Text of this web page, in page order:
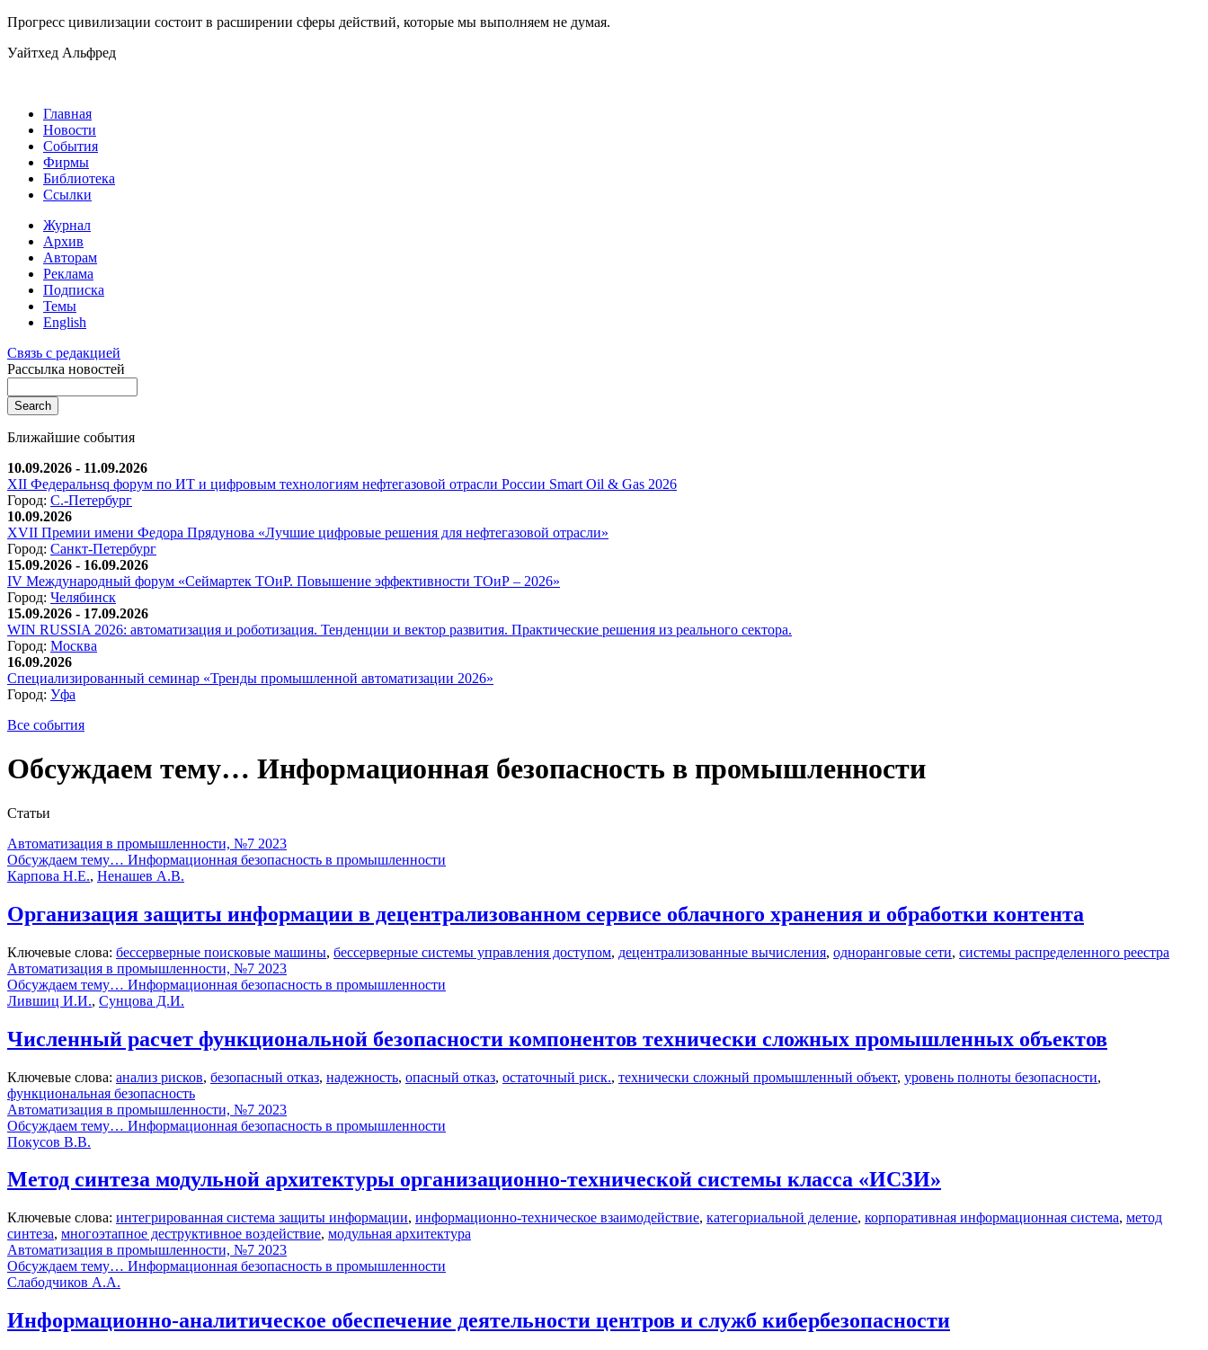
Прогресс цивилизации состоит в расширении сферы действий, которые мы выполняем не думая.
Уайтхед Альфред
Главная
Новости
События
Фирмы
Библиотека
Ссылки
Журнал
Архив
Авторам
Реклама
Подписка
Темы
English
Связь с редакцией
Рассылка новостей
Ближайшие события
10.09.2026 - 11.09.2026
XII Федеральнsq форум по ИТ и цифровым технологиям нефтегазовой отрасли России Smart Oil & Gas 2026
Город: С.-Петербург
10.09.2026
XVII Премии имени Федора Прядунова «Лучшие цифровые решения для нефтегазовой отрасли»
Город: Санкт-Петербург
15.09.2026 - 16.09.2026
IV Международный форум «Сеймартек ТОиР. Повышение эффективности ТОиР – 2026»
Город: Челябинск
15.09.2026 - 17.09.2026
WIN RUSSIA 2026: автоматизация и роботизация. Тенденции и вектор развития. Практические решения из реального сектора.
Город: Москва
16.09.2026
Специализированный семинар «Тренды промышленной автоматизации 2026»
Город: Уфа
Все события
Обсуждаем тему… Информационная безопасность в промышленности
Статьи
Автоматизация в промышленности, №7 2023
Обсуждаем тему… Информационная безопасность в промышленности
Карпова Н.Е., Ненашев А.В.
Организация защиты информации в децентрализованном сервисе облачного хранения и обработки контента
Ключевые слова: бессерверные поисковые машины, бессерверные системы управления доступом, децентрализованные вычисления, одноранговые сети, системы распределенного реестра
Автоматизация в промышленности, №7 2023
Обсуждаем тему… Информационная безопасность в промышленности
Лившиц И.И., Сунцова Д.И.
Численный расчет функциональной безопасности компонентов технически сложных промышленных объектов
Ключевые слова: анализ рисков, безопасный отказ, надежность, опасный отказ, остаточный риск., технически сложный промышленный объект, уровень полноты безопасности,
функциональная безопасность
Автоматизация в промышленности, №7 2023
Обсуждаем тему… Информационная безопасность в промышленности
Покусов В.В.
Метод синтеза модульной архитектуры организационно-технической системы класса «ИСЗИ»
Ключевые слова: интегрированная система защиты информации, информационно-техническое взаимодействие, категориальной деление, корпоративная информационная система, метод
синтеза, многоэтапное деструктивное воздействие, модульная архитектура
Автоматизация в промышленности, №7 2023
Обсуждаем тему… Информационная безопасность в промышленности
Слабодчиков А.А.
Информационно-аналитичеcкое обеспечение деятельности центров и служб кибербезопасности